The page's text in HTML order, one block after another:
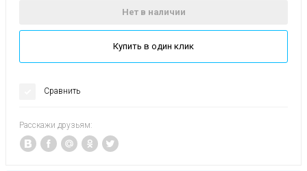
Нет в наличии
Купить в один клик
Сравнить
Расскажи друзьям: